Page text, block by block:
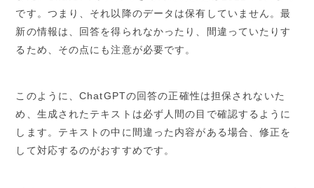
です。つまり、それ以降のデータは保有していません。最
新の情報は、回答を得られなかったり、間違っていたりす
るため、その点にも注意が必要です。
このように、ChatGPTの回答の正確性は担保されないた
め、生成されたテキストは必ず人間の目で確認するように
します。テキストの中に間違った内容がある場合、修正を
して対応するのがおすすめです。